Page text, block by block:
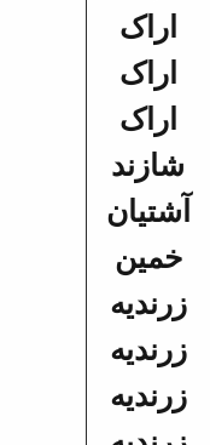
اراک
اراک
اراک
شازند
آشتیان
خمین
زرندیه
زرندیه
زرندیه